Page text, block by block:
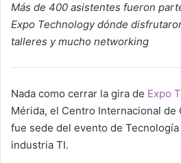
Más de 400 asistentes fueron
Expo Technology dónde
talleres y mucho networking
Nada como cerrar la gira de Expo
Mérida, el Centro Internacional de
fue sede del evento de
industria TI.